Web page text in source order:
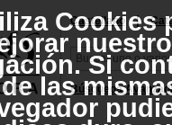
Castellano|
Búsqueda
Si
las